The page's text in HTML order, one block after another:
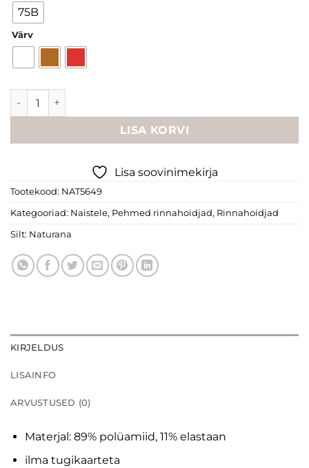
75B
Värv
Naturana pitsline pehme rinnahoidja kogus
LISA KORVI
Lisa soovinimekirja
Tootekood: NAT5649
Kategooriad: Naistele, Pehmed rinnahoidjad, Rinnahoidjad
Silt: Naturana
KIRJELDUS
LISAINFO
ARVUSTUSED (0)
Materjal: 89% polüamiid, 11% elastaan
ilma tugikaarteta